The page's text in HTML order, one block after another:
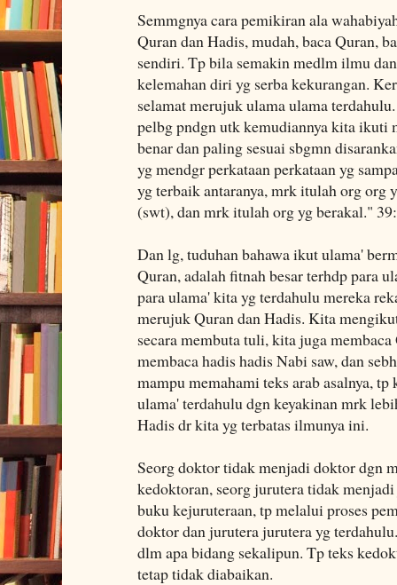
Semmgnya cara pemikiran ala
Quran dan Hadis, mudah, baca Quran,
sendiri. Tp bila semakin medlm ilmu
kelemahan diri yg serba kekurangan.
selamat merujuk ulama ulama
pelbg pndgn utk kemudiannya kita ikuti
benar dan paling sesuai sbgmn
yg mendgr perkataan perkataan yg
yg terbaik antaranya, mrk itulah org
(swt), dan mrk itulah org yg berakal."
Dan lg, tuduhan bahawa ikut ulama'
Quran, adalah fitnah besar terhdp para
para ulama' kita yg terdahulu mereka
merujuk Quran dan Hadis. Kita
secara membuta tuli, kita juga
membaca hadis hadis Nabi saw, dan
mampu memahami teks arab asalnya,
ulama' terdahulu dgn keyakinan mrk
Hadis dr kita yg terbatas ilmunya ini.
Seorg doktor tidak menjadi doktor dgn
kedoktoran, seorg jurutera tidak
buku kejuruteraan, tp melalui proses
doktor dan jurutera jurutera yg
dlm apa bidang sekalipun. Tp teks
tetap tidak diabaikan.